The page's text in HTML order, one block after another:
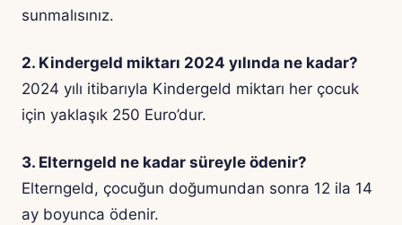
sunmalısınız.
2. Kindergeld miktarı 2024 yılında ne kadar?
2024 yılı itibarıyla Kindergeld miktarı her çocuk
için yaklaşık 250 Euro’dur.
3. Elterngeld ne kadar süreyle ödenir?
Elterngeld, çocuğun doğumundan sonra 12 ila 14
ay boyunca ödenir.